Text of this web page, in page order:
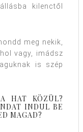
kilenctől
meg nekik,
vagy, imádsz
is szép
HAT KÖZÜL?
INDUL BE
MAGAD?